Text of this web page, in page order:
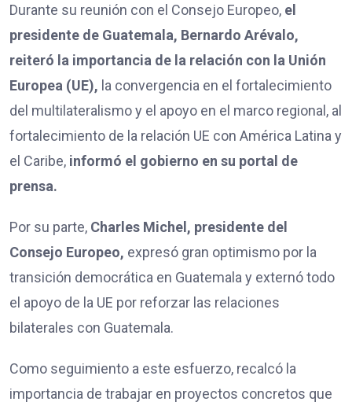
Durante su reunión con el Consejo Europeo, el
presidente de Guatemala, Bernardo Arévalo,
reiteró la importancia de la relación con la Unión
Europea (UE), la convergencia en el fortalecimiento
del multilateralismo y el apoyo en el marco regional, al
fortalecimiento de la relación UE con América Latina y
el Caribe, informó el gobierno en su portal de
prensa.
Por su parte, Charles Michel, presidente del
Consejo Europeo, expresó gran optimismo por la
transición democrática en Guatemala y externó todo
el apoyo de la UE por reforzar las relaciones
bilaterales con Guatemala.
Como seguimiento a este esfuerzo, recalcó la
importancia de trabajar en proyectos concretos que